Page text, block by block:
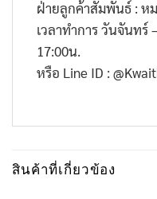
ฝ่ายลูกค้าสัมพันธ์ : ห
เวลาทำการ วันจันทร์
17:00น.
หรือ Line ID :
สินค้าที่เกี่ยวข้อง